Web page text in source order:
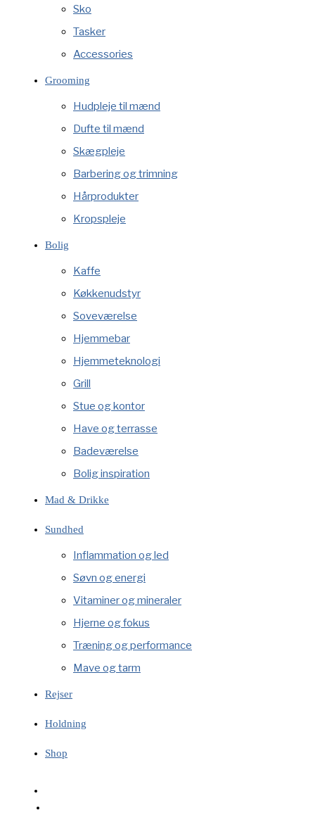
Sko
Tasker
Accessories
Grooming
Hudpleje til mænd
Dufte til mænd
Skægpleje
Barbering og trimning
Hårprodukter
Kropspleje
Bolig
Kaffe
Køkkenudstyr
Soveværelse
Hjemmebar
Hjemmeteknologi
Grill
Stue og kontor
Have og terrasse
Badeværelse
Bolig inspiration
Mad & Drikke
Sundhed
Inflammation og led
Søvn og energi
Vitaminer og mineraler
Hjerne og fokus
Træning og performance
Mave og tarm
Rejser
Holdning
Shop